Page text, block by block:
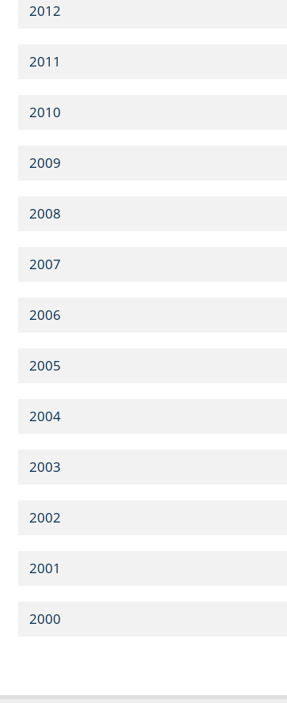
2012
2011
2010
2009
2008
2007
2006
2005
2004
2003
2002
2001
2000